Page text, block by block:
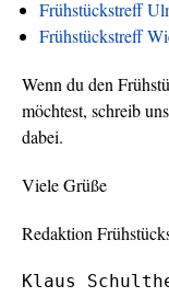
Frühstückstreff
Frühstückstreff
Wenn du den
möchtest, schreib
dabei.
Viele Grüße
Redaktion
Klaus